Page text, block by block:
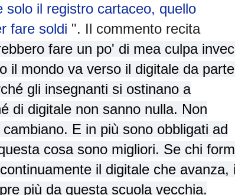
solo il registro cartaceo, quello
fare soldi ". Il commento recita
fare un po' di mea culpa
il mondo va verso il digitale da
gli insegnanti si ostinano a
di digitale non sanno nulla. Non
E in più sono obbligati ad
cosa sono migliori. Se chi
il digitale che avanza,
più da questa scuola vecchia.